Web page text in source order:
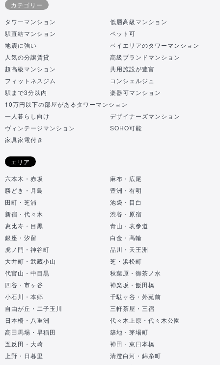
カテゴリー
タワーマンション
低層高級マンション
駅直結マンション
ペット可
地震に強い
ベイエリアのタワーマンション
人気の分譲賃貸
高級ブランドマンション
超高級マンション
共用施設が豊富
フィットネスジム
コンシェルジュ
駅まで3分以内
楽器可マンション
10万円以下の部屋があるタワーマンション
一人暮らし向け
デザイナーズマンション
ヴィンテージマンション
SOHO可能
家具家電付き
エリア
六本木・赤坂
麻布・広尾
勝どき・月島
豊洲・有明
田町・芝浦
池袋・目白
新宿・代々木
渋谷・原宿
恵比寿・目黒
青山・表参道
銀座・汐留
白金・高輪
虎ノ門・神谷町
品川・天王洲
大井町・武蔵小山
芝・浜松町
代官山・中目黒
秋葉原・御茶ノ水
四谷・市ヶ谷
神楽坂・飯田橋
小石川・本郷
千駄ヶ谷・外苑前
自由が丘・二子玉川
三軒茶屋・三宿
日本橋・八重洲
代々木上原・代々木公園
高田馬場・早稲田
築地・茅場町
五反田・大崎
神田・東日本橋
上野・日暮里
清澄白河・錦糸町